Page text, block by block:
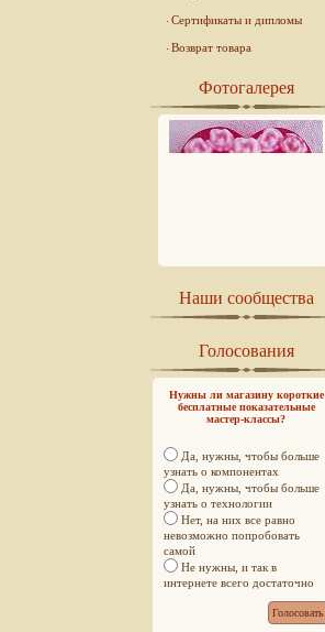
Сертификаты и дипломы
Возврат товара
Фотогалерея
Наши сообщества
Голосования
Нужны ли магазину короткие
бесплатные показательные
мастер-классы?
Да, нужны, чтобы больше
узнать о компонентах
Да, нужны, чтобы больше
узнать о технологии
Нет, на них все равно
невозможно попробовать
самой
Не нужны, и так в
интернете всего достаточно